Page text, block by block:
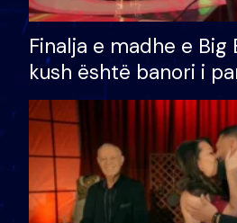
Finalja e madhe e Big
kush është banori i
shtëpinë dhe humb
të fituar çmimin e